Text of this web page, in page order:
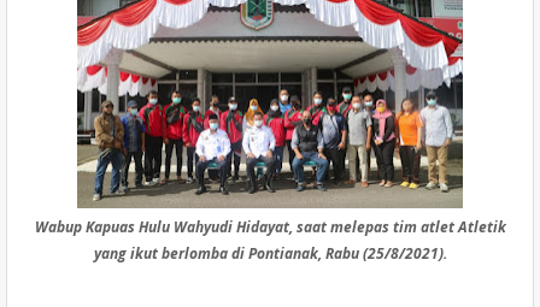
Wabup Kapuas Hulu Wahyudi Hidayat, saat melepas tim atlet Atletik
yang ikut berlomba di Pontianak, Rabu (25/8/2021).